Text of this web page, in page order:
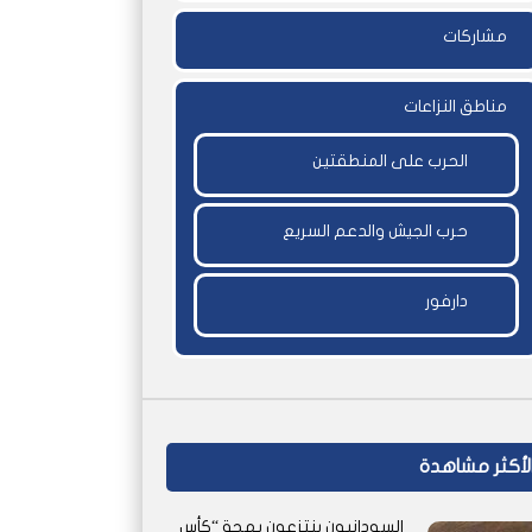
مشاركات
مناطق النزاعات
الحرب على المنطقتين
حرب الجيش والدعم السريع
دارفور
مشاهدة
السودانيون ينتزعون بهجة “كأس